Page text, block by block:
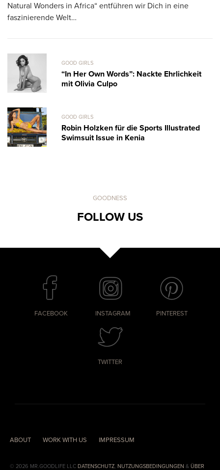
Natural Wonders in Africa“ entführen wir Dich in eine
faszinierende Welt…
GOOD GIRLS
“In Her Own Words”: Nackte Ehrlichkeit
mit Olivia Culpo
GOOD GIRLS
Robin Holzken für die Sports Illustrated
Swimsuit Issue in Kenia
GOODNESS
FOLLOW US
FACEBOOK INSTAGRAM PINTEREST
TWITTER
ABOUT WORK WITH US IMPRESSUM
© 2026 MR.GOODLIFE LLC DATENSCHUTZ, NUTZUNGSBEDINGUNGEN & ÜBER